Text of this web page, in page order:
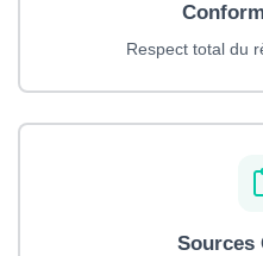
Respect total du
Sources